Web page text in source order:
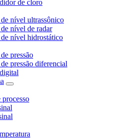
de cloro
nível ultrassônico
nível de radar
nível hidrostático
pressão
pressão diferencial